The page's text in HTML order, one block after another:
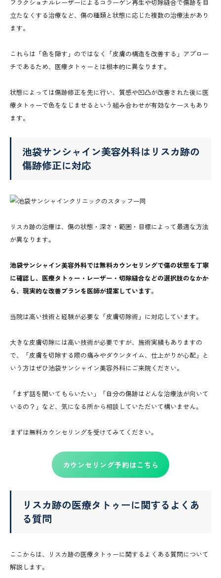
フラクショナルレーザーによるコラーゲン再生や切除縫合で傷跡を目
立たなくする治療など、傷の種類と状態に応じた複数の治療法があり
ます。
これらは「色を隠す」のではなく「皮膚の構造を改善する」アプロー
チであるため、医療タトゥーとは根本的に異なります。
状態によっては傷跡修正を先に行い、質感や凹凸が改善された後に医
療タトゥーで色をなじませるという組み合わせが有効なケースもあり
ます。
池袋サンシャイン美容外科はリスカ跡の
傷跡修正に対応
リスカ跡の治療は、傷の状態・深さ・範囲・目標によって最適な方法
が異なります。
池袋サンシャイン美容外科では無料カウンセリングで傷の状態を丁寧
に確認し、医療タトゥー・レーザー・切除縫合などの選択肢のなかか
ら、現実的な改善プランを医師が提案しています。
当院は高い技術と経験が必要な「皮膚切除術」に対応しています。
大きな皮膚切除には高い技術が必要ですが、施術実績もありますの
で、「皮膚を切除する際の痛みやダウンタイム、仕上がりが心配」と
いう方はぜひ池袋サンシャイン美容外科にご来院ください。
「まず話を聞いてもらいたい」「自分の傷跡はどんな治療法が向いて
いるの？」など、気になる所から相談していただいて構いません。
まずは無料カウンセリングを受けてみてください。
カウンセリング予約はこちら
リスカ跡の医療タトゥーに関するよくあ
る質問
ここからは、リスカ跡の医療タトゥーに関するよくある質問について
解説します。